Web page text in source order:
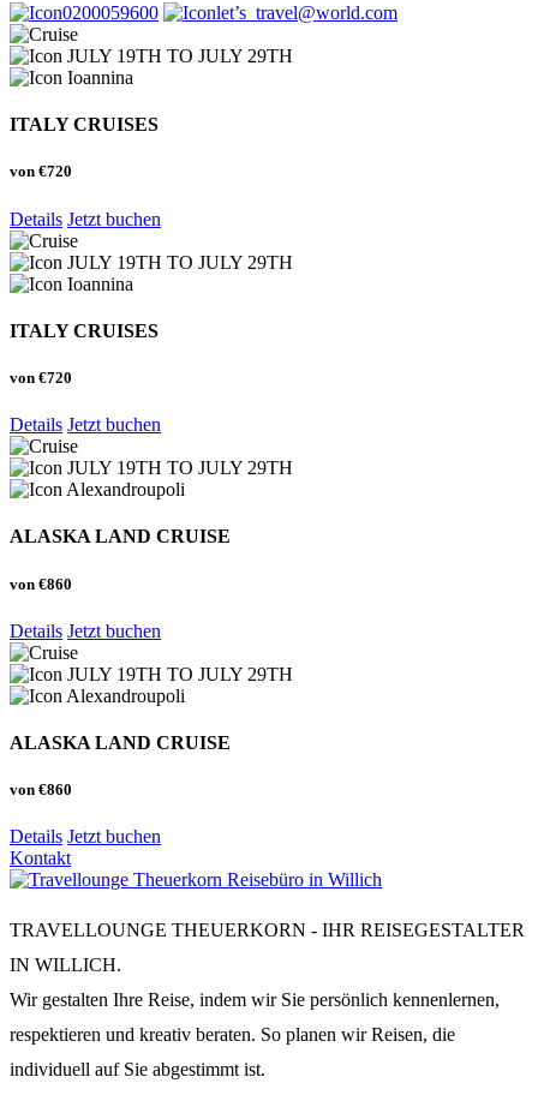
0200059600
let’s_travel@world.com
JULY 19TH TO JULY 29TH
Ioannina
ITALY CRUISES
von €720
Details Jetzt buchen
JULY 19TH TO JULY 29TH
Ioannina
ITALY CRUISES
von €720
Details Jetzt buchen
JULY 19TH TO JULY 29TH
Alexandroupoli
ALASKA LAND CRUISE
von €860
Details Jetzt buchen
JULY 19TH TO JULY 29TH
Alexandroupoli
ALASKA LAND CRUISE
von €860
Details Jetzt buchen
Kontakt
TRAVELLOUNGE THEUERKORN - IHR REISEGESTALTER
IN WILLICH.
Wir gestalten Ihre Reise, indem wir Sie persönlich kennenlernen,
respektieren und kreativ beraten. So planen wir Reisen, die
individuell auf Sie abgestimmt ist.